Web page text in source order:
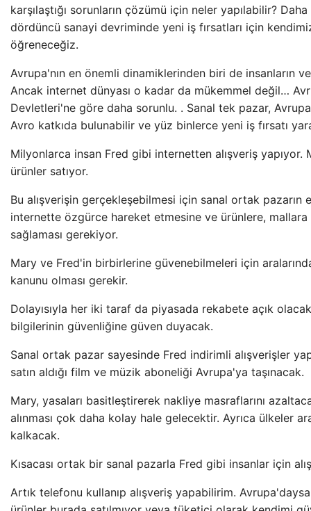
karşılaştığı sorunların çözümü için neler yapılabilir?
dördüncü sanayi devriminde yeni iş fırsatları için
öğreneceğiz.
Avrupa'nın en önemli dinamiklerinden biri de insanların
Ancak internet dünyası o kadar da mükemmel değil…
Devletleri'ne göre daha sorunlu. . Sanal tek pazar,
Avro katkıda bulunabilir ve yüz binlerce yeni iş fırsatı
Milyonlarca insan Fred gibi internetten alışveriş
ürünler satıyor.
Bu alışverişin gerçekleşebilmesi için sanal ortak pazarın
internette özgürce hareket etmesine ve ürünlere,
sağlaması gerekiyor.
Mary ve Fred'in birbirlerine güvenebilmeleri için
kanunu olması gerekir.
Dolayısıyla her iki taraf da piyasada rekabete açık
bilgilerinin güvenliğine güven duyacak.
Sanal ortak pazar sayesinde Fred indirimli alışverişler
satın aldığı film ve müzik aboneliği Avrupa'ya taşınacak.
Mary, yasaları basitleştirerek nakliye masraflarını
alınması çok daha kolay hale gelecektir. Ayrıca ülkeler
kalkacak.
Kısacası ortak bir sanal pazarla Fred gibi insanlar için
Artık telefonu kullanıp alışveriş yapabilirim.